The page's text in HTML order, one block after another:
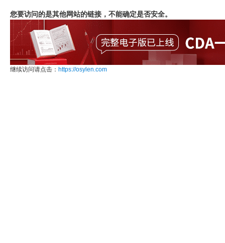
您要访问的是其他网站的链接，不能确定是否安全。
继续访问请点击： https://osylen.com